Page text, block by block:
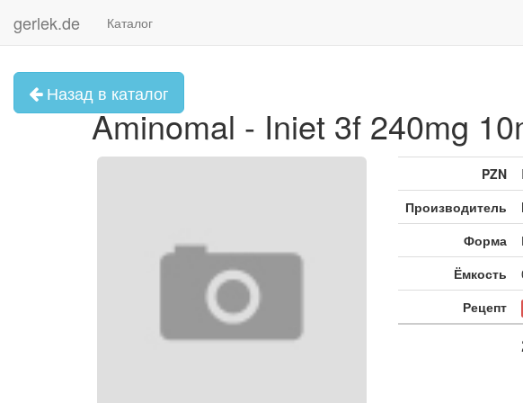
gerlek.de Каталог
Назад в каталог
Aminomal - Iniet 3f 240mg
PZN
Производитель
Форма
Ёмкость
Рецепт